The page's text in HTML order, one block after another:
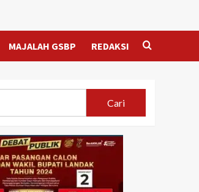
MAJALAH GSBP REDAKSI